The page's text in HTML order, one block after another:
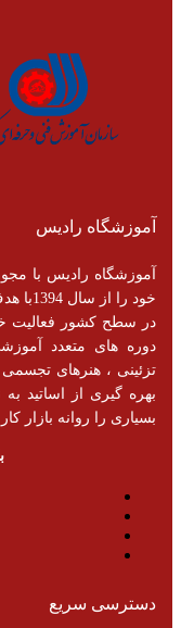
آموزشگاه رادیس
آموزشگاه رادیس با
خود
در سطح کشور فعالیت
دوره های متعدد
تزئینی ، هنرهای تجسمی
بهره گیری از اساتید
بسیاری را روانه بازار
دسترسی سریع